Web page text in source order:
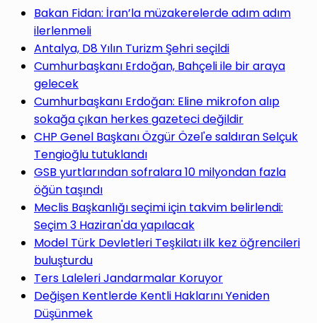
yap
...
Bakan Fidan: İran’la müzakerelerde adım adım
ilerlenmeli
Antalya, D8 Yılın Turizm Şehri seçildi
Cumhurbaşkanı Erdoğan, Bahçeli ile bir araya
gelecek
Cumhurbaşkanı Erdoğan: Eline mikrofon alıp
sokağa çıkan herkes gazeteci değildir
CHP Genel Başkanı Özgür Özel'e saldıran Selçuk
Tengioğlu tutuklandı
GSB yurtlarından sofralara 10 milyondan fazla
öğün taşındı
Meclis Başkanlığı seçimi için takvim belirlendi:
Seçim 3 Haziran'da yapılacak
Model Türk Devletleri Teşkilatı ilk kez öğrencileri
buluşturdu
Ters Laleleri Jandarmalar Koruyor
Değişen Kentlerde Kentli Haklarını Yeniden
Düşünmek